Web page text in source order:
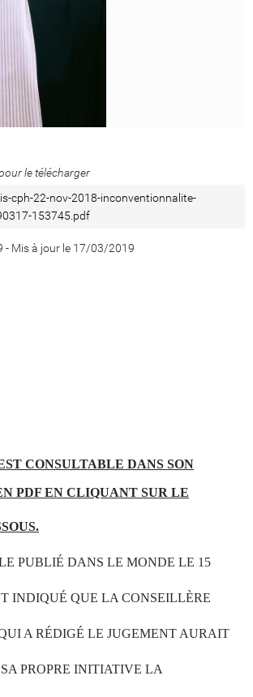
le télécharger
cph-22-nov-2018-inconventionnalite-
153745.pdf
- Mis à jour le 17/03/2019
CONSULTABLE DANS SON
PDF EN CLIQUANT SUR LE
PUBLIÉ DANS LE MONDE LE 15
INDIQUÉ QUE LA CONSEILLÈRE
A RÉDIGÉ LE JUGEMENT AURAIT
PROPRE INITIATIVE LA